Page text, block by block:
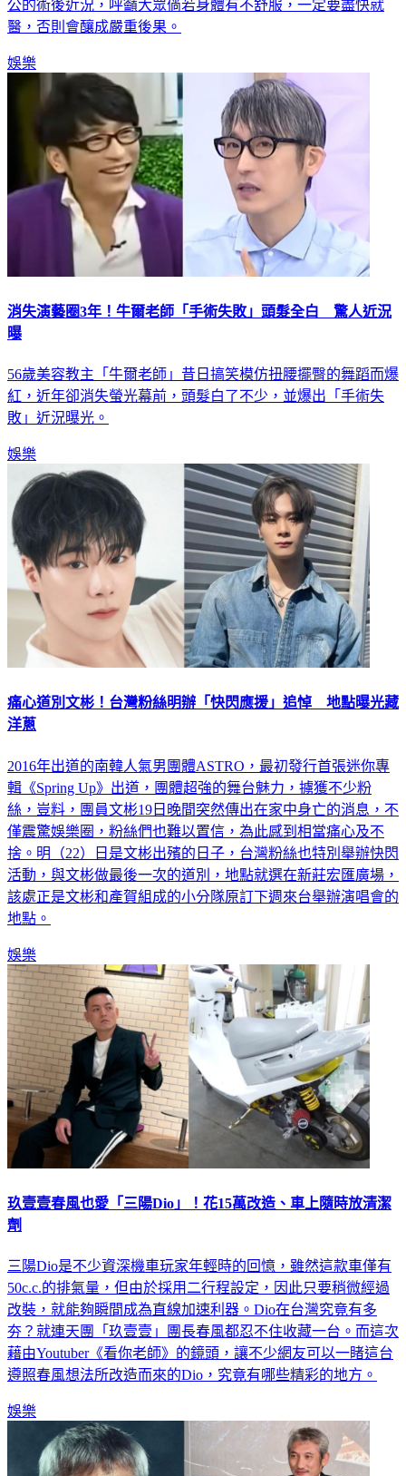
度慢到只剩51，幸好就醫後沒有大礙。昨（21）日她更新了老
公的術後近況，呼籲大眾倘若身體有不舒服，一定要盡快就
消失演藝圈3年！牛爾老師「手術失敗」頭髮全白 驚人近況
56歲美容教主「牛爾老師」昔日搞笑模仿扭腰擺臀的舞蹈而爆
紅，近年卻消失螢光幕前，頭髮白了不少，並爆出「手術失
娛樂
痛心道別文彬！台灣粉絲明辦「快閃應援」追悼 地點曝光藏
2016年出道的南韓人氣男團體ASTRO，最初發行首張迷你專
輯《Spring Up》出道，團體超強的舞台魅力，擄獲不少粉
絲，豈料，團員文彬19日晚間突然傳出在家中身亡的消息，不
僅震驚娛樂圈，粉絲們也難以置信，為此感到相當痛心及不
捨。明（22）日是文彬出殯的日子，台灣粉絲也特別舉辦快閃
活動，與文彬做最後一次的道別，地點就選在新莊宏匯廣場，
該處正是文彬和產賀組成的小分隊原訂下週來台舉辦演唱會的
娛樂
玖壹壹春風也愛「三陽Dio」！花15萬改造、車上隨時放清潔
三陽Dio是不少資深機車玩家年輕時的回憶，雖然這款車僅有
50c.c.的排氣量，但由於採用二行程設定，因此只要稍微經過
改裝，就能夠瞬間成為直線加速利器。Dio在台灣究竟有多
夯？就連天團「玖壹壹」團長春風都忍不住收藏一台。而這次
藉由Youtuber《看你老師》的鏡頭，讓不少網友可以一睹這台